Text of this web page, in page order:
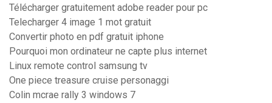
Télécharger gratuitement adobe reader pour pc
Telecharger 4 image 1 mot gratuit
Convertir photo en pdf gratuit iphone
Pourquoi mon ordinateur ne capte plus internet
Linux remote control samsung tv
One piece treasure cruise personaggi
Colin mcrae rally 3 windows 7